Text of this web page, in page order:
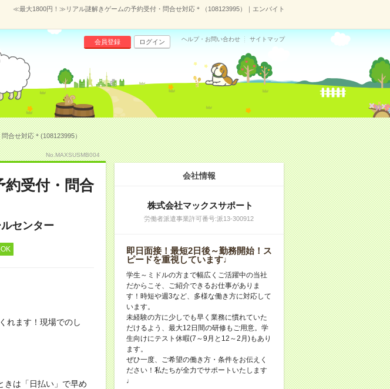
≪最大1800円！≫リアル謎解きゲームの予約受付・問合せ対応＊（108123995）｜エンバイト
会員登録 ログイン ヘルプ・お問い合わせ サイトマップ
合せ対応＊(108123995）
No.MAXSUSMB004
受付・問合
センター
れます！現場でのし
は「日払い」で早め
会社情報
株式会社マックスサポート
労働者派遣事業許可番号:派13-300912
即日面接！最短2日後～勤務開始！ス
ピードを重視しています♩
学生～ミドルの方まで幅広くご活躍中の当社
だからこそ、ご紹介できるお仕事がありま
す！時短や週3など、多様な働き方に対応して
います。
未経験の方に少しでも早く業務に慣れていた
だけるよう、最大12日間の研修もご用意。学
生向けにテスト休暇(7～9月と12～2月)もあり
ます。
ぜひ一度、ご希望の働き方・条件をお伝えく
ださい！私たちが全力でサポートいたします
♩